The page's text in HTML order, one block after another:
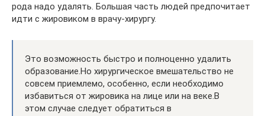
рода надо удалять. Большая часть людей предпочитает
идти с жировиком в врачу-хирургу.
Это возможность быстро и полноценно удалить
образование.Но хирургическое вмешательство не
совсем приемлемо, особенно, если необходимо
избавиться от жировика на лице или на веке.В
этом случае следует обратиться в